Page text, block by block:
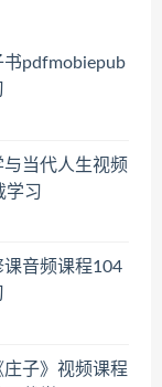
书pdfmobiepub
当代人生视频
学习
课音频课程104
子》视频课程